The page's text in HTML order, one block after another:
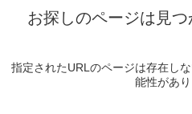
お探しのページは見つ
指定されたURLのページは存在し
能性があり